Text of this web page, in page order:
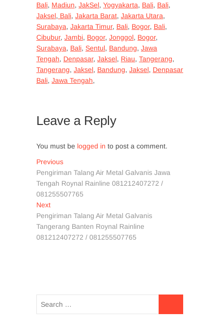
Bali, Madiun, JakSel, Yogyakarta, Bali, Bali,
Jaksel, Bali, Jakarta Barat, Jakarta Utara,
Surabaya, Jakarta Timur, Bali, Bogor, Bali,
Cibubur, Jambi, Bogor, Jonggol, Bogor,
Surabaya, Bali, Sentul, Bandung, Jawa
Tengah, Denpasar, Jaksel, Riau, Tangerang,
Tangerang, Jaksel, Bandung, Jaksel, Denpasar
Bali, Jawa Tengah,
Leave a Reply
You must be logged in to post a comment.
Post
navigation
PreviousPrevious
post:
Pengiriman Talang Air Metal Galvanis Jawa
Tengah Roynal Rainline 081212407272 /
081255507765
NextNext
post:
Pengiriman Talang Air Metal Galvanis
Tangerang Banten Roynal Rainline
081212407272 / 081255507765